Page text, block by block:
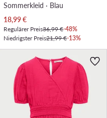
Sommerkleid · Blau
Aktueller Preis
18,99€
Regulärer Preis36,99 €-48%
Niedrigster Preis21,99 €-13%